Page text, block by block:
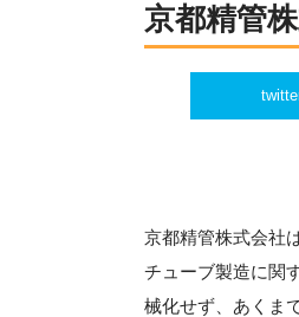
京都精管
京都精管株式会社
チューブ製造に関
械化せず、あくま